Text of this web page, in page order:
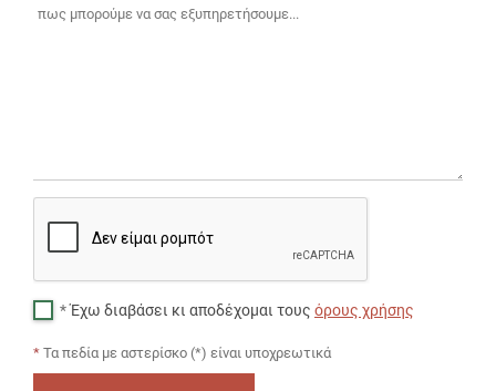
Έχω διαβάσει κι αποδέχομαι τους όρους χρήσης
* Τα πεδία με αστερίσκο (*) είναι υποχρεωτικά